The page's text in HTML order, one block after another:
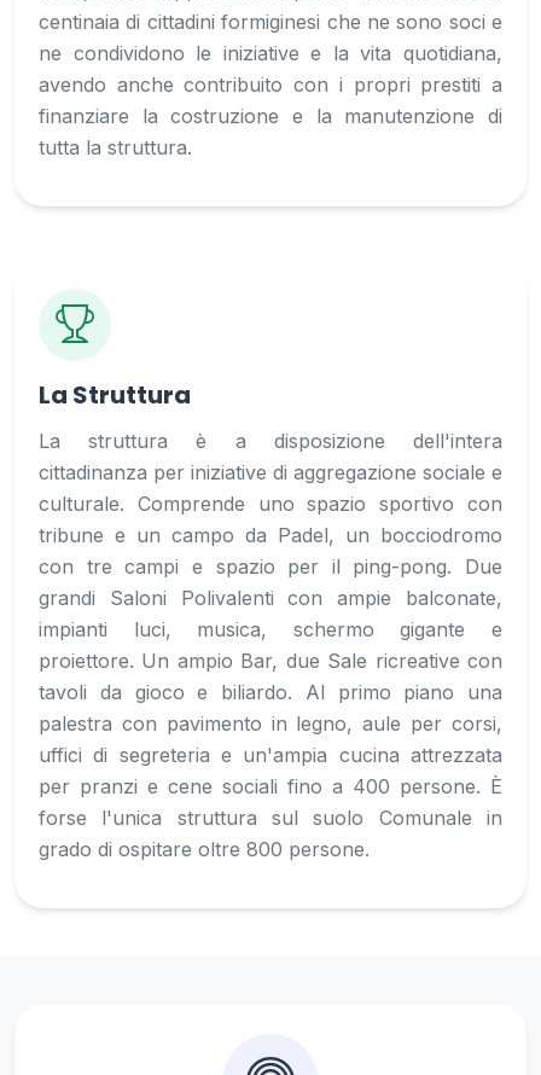
centinaia di cittadini formiginesi che ne sono soci e
ne condividono le iniziative e la vita quotidiana,
avendo anche contribuito con i propri prestiti a
finanziare la costruzione e la manutenzione di
tutta la struttura.
La Struttura
La struttura è a disposizione dell'intera
cittadinanza per iniziative di aggregazione sociale e
culturale. Comprende uno spazio sportivo con
tribune e un campo da Padel, un bocciodromo
con tre campi e spazio per il ping-pong. Due
grandi Saloni Polivalenti con ampie balconate,
impianti luci, musica, schermo gigante e
proiettore. Un ampio Bar, due Sale ricreative con
tavoli da gioco e biliardo. Al primo piano una
palestra con pavimento in legno, aule per corsi,
uffici di segreteria e un'ampia cucina attrezzata
per pranzi e cene sociali fino a 400 persone. È
forse l'unica struttura sul suolo Comunale in
grado di ospitare oltre 800 persone.